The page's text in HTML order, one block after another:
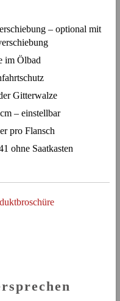
– optional mit
im Ölbad
Gitterwalze
– einstellbar
pro Flansch
ohne Saatkasten